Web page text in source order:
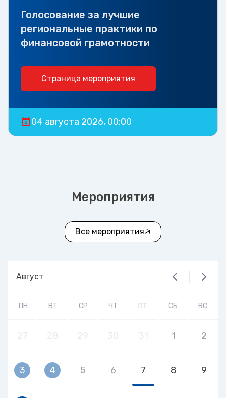
Голосование за лучшие
региональные практики по
финансовой грамотности
Страница мероприятия
04 августа 2026, 00:00
Мероприятия
Все мероприятия
Август
ПН ВТ СР ЧТ ПТ СБ ВС
1 2
3 4 5 6 7 8 9